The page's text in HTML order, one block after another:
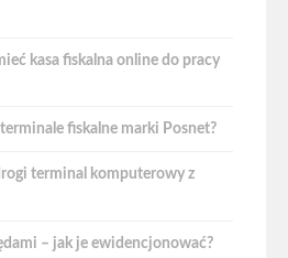
kasa fiskalna online do pracy
fiskalne marki Posnet?
terminal komputerowy z
– jak je ewidencjonować?